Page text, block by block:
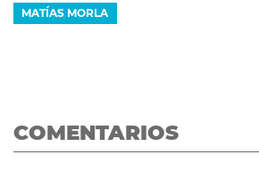
MATÍAS MORLA
COMENTARIOS